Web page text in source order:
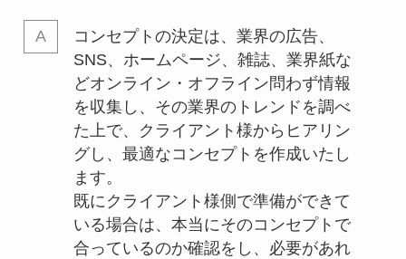
コンセプトの決定は、業界の広告、
SNS、ホームページ、雑誌、業界紙な
どオンライン・オフライン問わず情報
を収集し、その業界のトレンドを調べ
た上で、クライアント様からヒアリン
グし、最適なコンセプトを作成いたし
ます。
既にクライアント様側で準備ができて
いる場合は、本当にそのコンセプトで
合っているのか確認をし、必要があれ